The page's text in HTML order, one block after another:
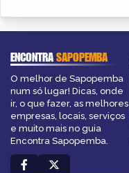
ENCONTRASAPOPEMBA
O melhor de Sapopemba
num só lugar! Dicas, onde
ir, o que fazer, as melhores
empresas, locais, serviços
e muito mais no guia
Encontra Sapopemba.